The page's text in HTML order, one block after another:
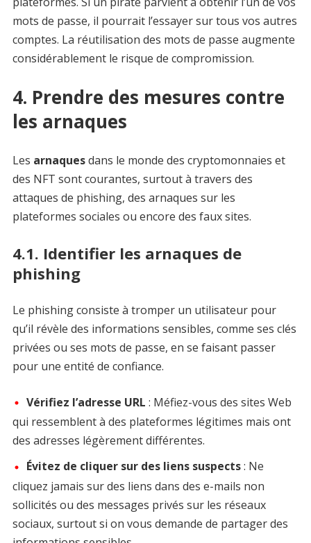
mots de passe, il pourrait l’essayer sur tous vos autres
comptes. La réutilisation des mots de passe augmente
considérablement le risque de compromission.
4. Prendre des mesures contre
les arnaques
Les arnaquesdans le monde des cryptomonnaies et
des NFT sont courantes, surtout à travers des
attaques de phishing, des arnaques sur les
plateformes sociales ou encore des faux sites.
4.1. Identifier les arnaques de
phishing
Le phishing consiste à tromper un utilisateur pour
qu’il révèle des informations sensibles, comme ses clés
privées ou ses mots de passe, en se faisant passer
pour une entité de confiance.
Vérifiez l’adresse URL : Méfiez-vous des sites Web
qui ressemblent à des plateformes légitimes mais ont
des adresses légèrement différentes.
Évitez de cliquer sur des liens suspects: Ne
cliquez jamais sur des liens dans des e-mails non
sollicités ou des messages privés sur les réseaux
sociaux, surtout si on vous demande de partager des